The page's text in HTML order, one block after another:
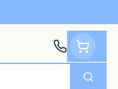
Zoek